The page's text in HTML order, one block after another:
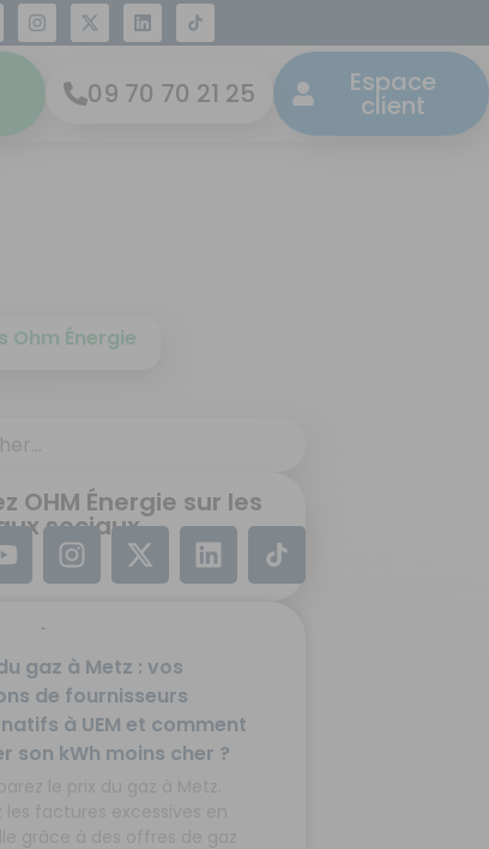
Espace
client
09 70 70 21 25
Ohm Énergie
OHM Énergie sur les
sociaux
à la une
gaz à Metz : vos
de fournisseurs
à UEM et comment
son kWh moins cher ?